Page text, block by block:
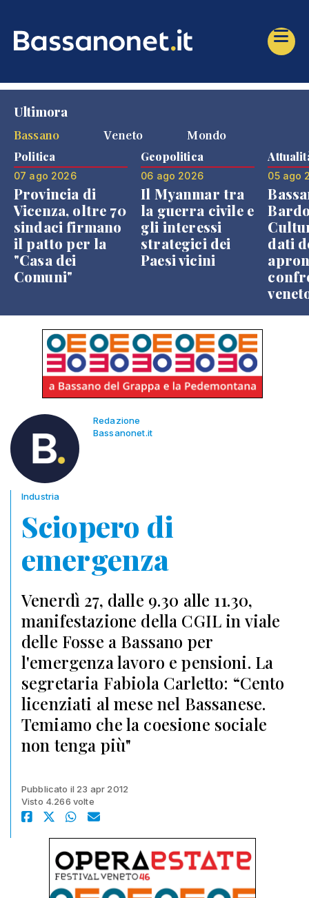
Ultimora
Bassano
Veneto Mondo
Politica
07 ago 2026
Provincia di
Vicenza, oltre 70
sindaci firmano
il patto per la
"Casa dei
Comuni"
Geopolitica
06 ago 2026
Il Myanmar tra
la guerra civile e
gli interessi
strategici dei
Paesi vicini
05 ago
dati
Redazione
Bassanonet.it
Industria
Sciopero di
emergenza
Venerdì 27, dalle 9.30 alle 11.30,
manifestazione della CGIL in viale
delle Fosse a Bassano per
l'emergenza lavoro e pensioni. La
segretaria Fabiola Carletto: “Cento
licenziati al mese nel Bassanese.
Temiamo che la coesione sociale
non tenga più"
Pubblicato il 23 apr 2012
Visto 4.266 volte